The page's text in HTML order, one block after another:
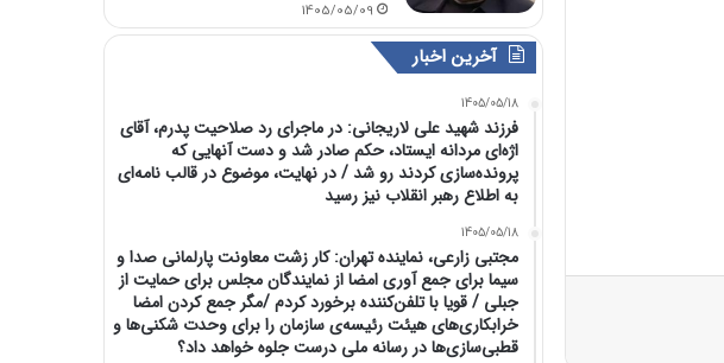
1405/05/09
آخرین اخبار
1405/05/18
فرزند شهید علی لاریجانی: در ماجرای رد صلاحیت پدرم، آقای
اژه‌ای مردانه ایستاد، حکم صادر شد و دست آنهایی که
پرونده‌سازی کردند رو شد / در نهایت، موضوع در قالب نامه‌ای
به اطلاع رهبر انقلاب نیز رسید
1405/05/18
مجتبی زارعی، نماینده تهران: کار زشت معاونت پارلمانی صدا و
سیما برای جمع آوری امضا از نمایندگان مجلس برای حمایت از
جبلی / قویا با تلفن‌کننده برخورد کردم /مگر جمع کردن امضا
خرابکاری‌های هیئت رئیسه‌ی سازمان را برای وحدت شکنی‌ها و
قطبی‌سازی‌ها در رسانه ملی درست جلوه خواهد داد؟